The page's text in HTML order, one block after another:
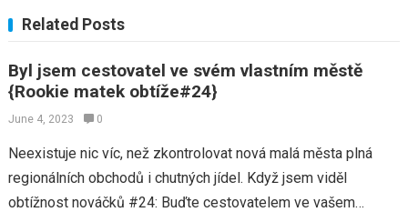
Related Posts
Byl jsem cestovatel ve svém vlastním městě
{Rookie matek obtíže#24}
June 4, 2023 0
Neexistuje nic víc, než zkontrolovat nová malá města plná
regionálních obchodů i chutných jídel. Když jsem viděl
obtížnost nováčků #24: Buďte cestovatelem ve vašem